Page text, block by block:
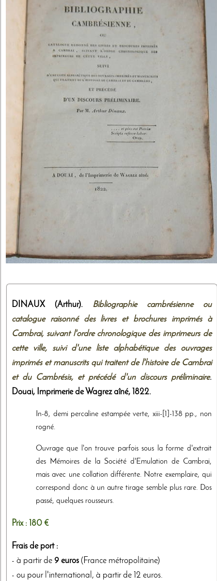
DINAUX (Arthur). Bibliographie cambrésienne ou
catalogue raisonné des livres et brochures imprimés à
Cambrai, suivant l'ordre chronologique des imprimeurs de
cette ville, suivi d'une liste alphabétique des ouvrages
imprimés et manuscrits qui traitent de l'histoire de Cambrai
et du Cambrésis, et précédé d'un discours préliminaire.
Douai, Imprimerie de Wagrez aîné, 1822.
In-8, demi percaline estampée verte, xiii-[1]-138 pp., non
rogné.
Ouvrage que l'on trouve parfois sous la forme d'extrait
des Mémoires de la Société d'Emulation de Cambrai,
mais avec une collation différente. Notre exemplaire, qui
correspond donc à un autre tirage semble plus rare. Dos
passé, quelques rousseurs.
Prix : 180 €
Frais de port :
- à partir de 9 euros (France métropolitaine)
- ou pour l'international, à partir de 12 euros.